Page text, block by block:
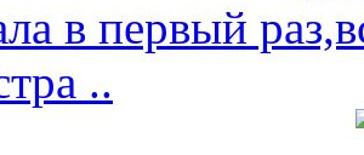
в первый
..